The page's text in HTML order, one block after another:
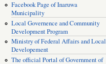
Facebook Page of Inaruwa
Municipality
Local Governence and Community
Development Program
Ministry of Federal Affairs and Local
Developement
The official Portal of Government of